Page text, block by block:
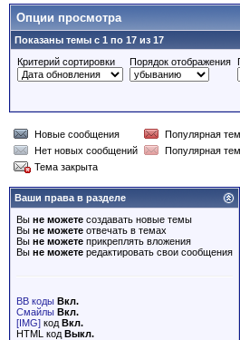
Опции просмотра
Показаны темы с 1 по 17 из 17
Критерий сортировки
Порядок отображения
Новые сообщения
Популярная
Нет новых сообщений
Популярная
Тема закрыта
Ваши права в разделе
Вы не можете создавать новые темы
Вы не можете отвечать в темах
Вы не можете прикреплять вложения
Вы не можете редактировать свои сообщения
BB коды Вкл.
Смайлы Вкл.
[IMG] код Вкл.
HTML код Выкл.